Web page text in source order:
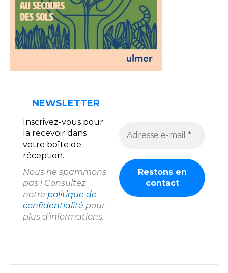
NEWSLETTER
Inscrivez-vous pour
la recevoir dans
votre boîte de
réception.
Nous ne spammons
pas ! Consultez
notre politique de
confidentialité pour
plus d’informations.